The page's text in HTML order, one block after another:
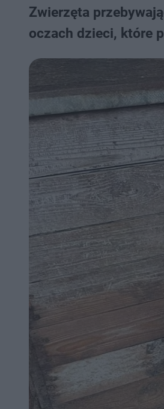
Zwierzęta
oczach dzieci, które